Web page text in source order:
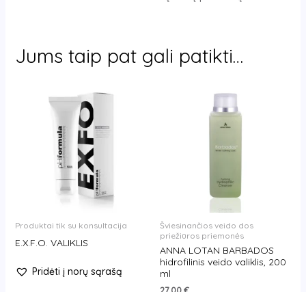
Jums taip pat gali patikti…
Produktai tik su konsultacija
E.X.F.O. VALIKLIS
Pridėti į norų sąrašą
Šviesinančios veido dos
priežiūros priemonės
ANNA LOTAN BARBADOS
hidrofilinis veido valiklis, 200
ml